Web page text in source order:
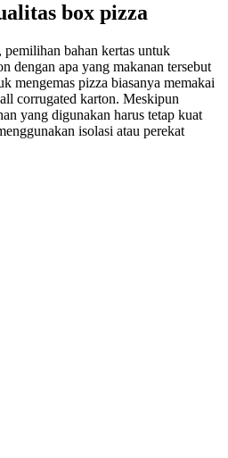
box pizza
pemilihan bahan kertas untuk
dengan apa yang makanan tersebut
mengemas pizza biasanya memakai
corrugated karton. Meskipun
yang digunakan harus tetap kuat
isolasi atau perekat